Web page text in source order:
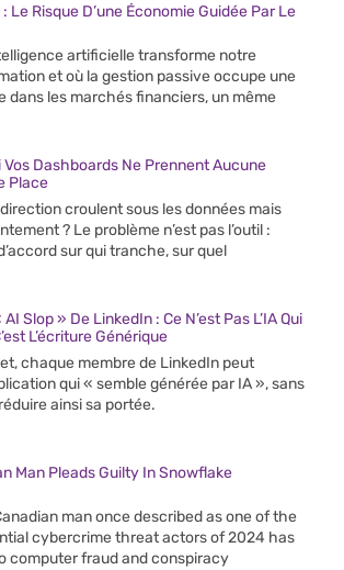
Le Risque D’une Économie Guidée Par Le
artificielle transforme notre
et où la gestion passive occupe une
dans les marchés financiers, un même
Dashboards Ne Prennent Aucune
Place
croulent sous les données mais
? Le problème n’est pas l’outil :
sur qui tranche, sur quel
Slop » De LinkedIn : Ce N’est Pas L’IA Qui
L’écriture Générique
chaque membre de LinkedIn peut
qui « semble générée par IA », sans
ainsi sa portée.
Man Pleads Guilty In Snowflake
man once described as one of the
cybercrime threat actors of 2024 has
computer fraud and conspiracy